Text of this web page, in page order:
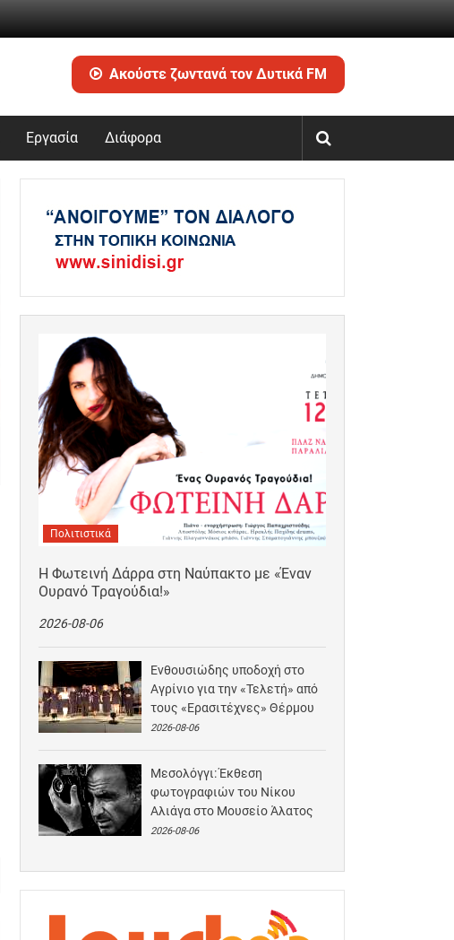
Ακούστε ζωντανά τον Δυτικά FM
Εργασία Διάφορα
Πολιτιστικά
Η Φωτεινή Δάρρα στη Ναύπακτο με «Έναν
Ουρανό Τραγούδια!»
2026-08-06
Ενθουσιώδης υποδοχή στο
Αγρίνιο για την «Τελετή» από
τους «Ερασιτέχνες» Θέρμου
2026-08-06
Μεσολόγγι: Έκθεση
φωτογραφιών του Νίκου
Αλιάγα στο Μουσείο Άλατος
2026-08-06